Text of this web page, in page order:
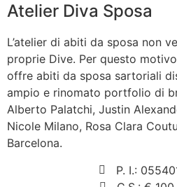
Atelier Diva Sposa
L’atelier di abiti da sposa non
proprie Dive. Per questo
offre abiti da sposa sartoriali
ampio e rinomato portfolio di
Alberto Palatchi, Justin
Nicole Milano, Rosa Clara
Barcelona.
P. I.: